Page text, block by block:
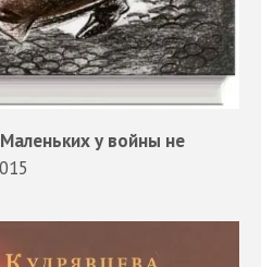
у войны не